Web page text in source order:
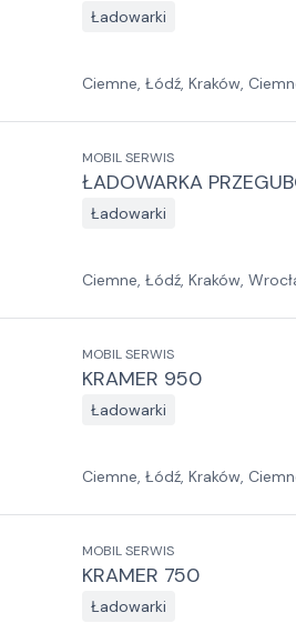
Ładowarki
Ciemne, Łódź, Kraków,
MOBIL SERWIS
ŁADOWARKA
Ładowarki
Ciemne, Łódź, Kraków,
MOBIL SERWIS
KRAMER 950
Ładowarki
Ciemne, Łódź, Kraków,
MOBIL SERWIS
KRAMER 750
Ładowarki